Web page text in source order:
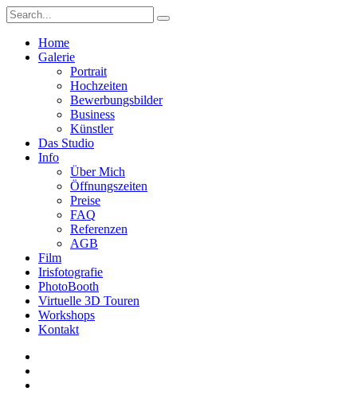
Home
Galerie
Portrait
Hochzeiten
Bewerbungsbilder
Business
Künstler
Das Studio
Info
Über Mich
Öffnungszeiten
Preise
FAQ
Referenzen
AGB
Film
Irisfotografie
PhotoBooth
Virtuelle 3D Touren
Workshops
Kontakt